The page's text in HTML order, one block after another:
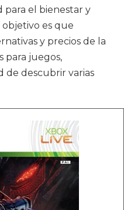
para el bienestar y
es que
y precios de la
para juegos,
descubrir varias